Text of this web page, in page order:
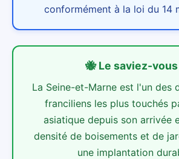
conformément à la loi du 14
🐝 Le saviez-vous
La Seine-et-Marne est l'un des
franciliens les plus touchés
asiatique depuis son arrivée
densité de boisements et de
une implantation